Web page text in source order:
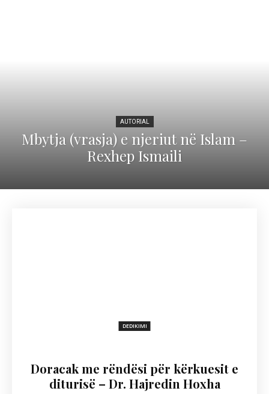
AUTORIAL
Mbytja (vrasja) e njeriut në Islam –
Rexhep Ismaili
DEDIKIMI
Doracak me rëndësi për kërkuesit e
diturisë – Dr. Hajredin Hoxha